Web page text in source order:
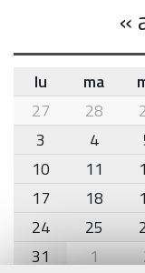
«
month-
8
lu ma
27
28
3
4
10
11
17
18
24
25
31
1